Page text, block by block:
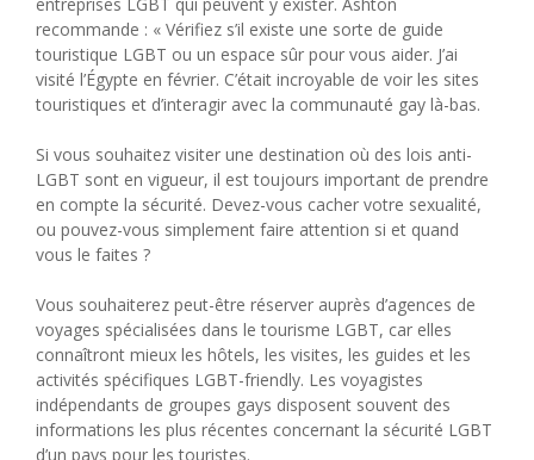
recommande : « Vérifiez s’il existe une sorte de guide
touristique LGBT ou un espace sûr pour vous aider. J’ai
visité l’Égypte en février. C’était incroyable de voir les sites
touristiques et d’interagir avec la communauté gay là-bas.
Si vous souhaitez visiter une destination où des lois anti-
LGBT sont en vigueur, il est toujours important de prendre
en compte la sécurité. Devez-vous cacher votre sexualité,
ou pouvez-vous simplement faire attention si et quand
vous le faites ?
Vous souhaiterez peut-être réserver auprès d’agences de
voyages spécialisées dans le tourisme LGBT, car elles
connaîtront mieux les hôtels, les visites, les guides et les
activités spécifiques LGBT-friendly. Les voyagistes
indépendants de groupes gays disposent souvent des
informations les plus récentes concernant la sécurité LGBT
d’un pays pour les touristes.